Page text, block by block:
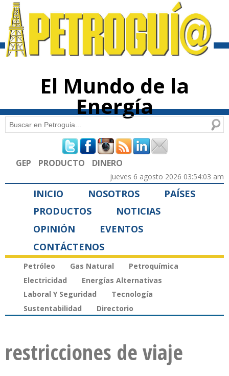
contenido
El Mundo de la
Energía
Formulario de búsqueda
Buscar
GEP PRODUCTO DINERO
jueves 6 agosto 2026 03:54:03 am
INICIO NOSOTROS
PAÍSES
PRODUCTOS
NOTICIAS
OPINIÓN
EVENTOS
CONTÁCTENOS
Petróleo Gas Natural
Petroquímica
Electricidad
Energías Alternativas
Laboral Y Seguridad
Tecnología
Sustentabilidad
Directorio
restricciones de viaje